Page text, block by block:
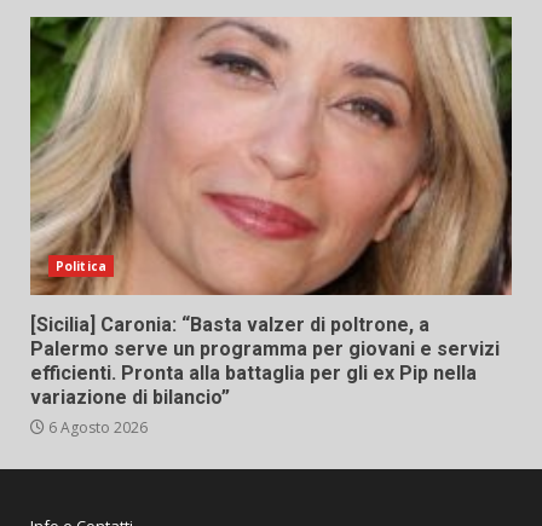
Politica
[Sicilia] Caronia: “Basta valzer di poltrone, a
Palermo serve un programma per giovani e servizi
efficienti. Pronta alla battaglia per gli ex Pip nella
variazione di bilancio”
6 Agosto 2026